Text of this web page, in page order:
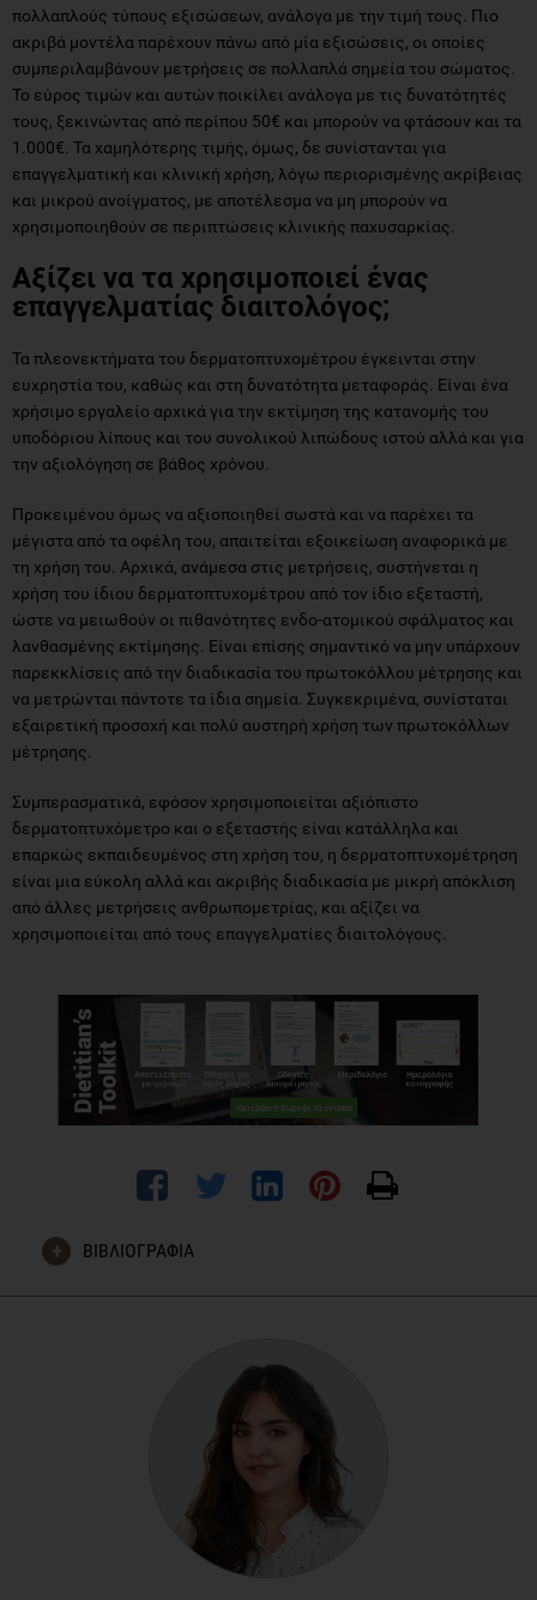
πολλαπλούς τύπους εξισώσεων, ανάλογα με την τιμή τους. Πιο
ακριβά μοντέλα παρέχουν πάνω από μία εξισώσεις, οι οποίες
συμπεριλαμβάνουν μετρήσεις σε πολλαπλά σημεία του σώματος.
Το εύρος τιμών και αυτών ποικίλει ανάλογα με τις δυνατότητές
τους, ξεκινώντας από περίπου 50€ και μπορούν να φτάσουν και τα
1.000€. Τα χαμηλότερης τιμής, όμως, δε συνίστανται για
επαγγελματική και κλινική χρήση, λόγω περιορισμένης ακρίβειας
και μικρού ανοίγματος, με αποτέλεσμα να μη μπορούν να
χρησιμοποιηθούν σε περιπτώσεις κλινικής παχυσαρκίας.
Αξίζει να τα χρησιμοποιεί ένας
επαγγελματίας διαιτολόγος;
Τα πλεονεκτήματα του δερματοπτυχομέτρου έγκεινται στην
ευχρηστία του, καθώς και στη δυνατότητα μεταφοράς. Είναι ένα
χρήσιμο εργαλείο αρχικά για την εκτίμηση της κατανομής του
υποδόριου λίπους και του συνολικού λιπώδους ιστού αλλά και για
την αξιολόγηση σε βάθος χρόνου.
Προκειμένου όμως να αξιοποιηθεί σωστά και να παρέχει τα
μέγιστα από τα οφέλη του, απαιτείται εξοικείωση αναφορικά με
τη χρήση του. Αρχικά, ανάμεσα στις μετρήσεις, συστήνεται η
χρήση του ίδιου δερματοπτυχομέτρου από τον ίδιο εξεταστή,
ώστε να μειωθούν οι πιθανότητες ενδο-ατομικού σφάλματος και
λανθασμένης εκτίμησης. Είναι επίσης σημαντικό να μην υπάρχουν
παρεκκλίσεις από την διαδικασία του πρωτοκόλλου μέτρησης και
να μετρώνται πάντοτε τα ίδια σημεία. Συγκεκριμένα, συνίσταται
εξαιρετική προσοχή και πολύ αυστηρή χρήση των πρωτοκόλλων
μέτρησης.
Συμπερασματικά, εφόσον χρησιμοποιείται αξιόπιστο
δερματοπτυχόμετρο και ο εξεταστής είναι κατάλληλα και
επαρκώς εκπαιδευμένος στη χρήση του, η δερματοπτυχομέτρηση
είναι μια εύκολη αλλά και ακριβής διαδικασία με μικρή απόκλιση
από άλλες μετρήσεις ανθρωπομετρίας, και αξίζει να
χρησιμοποιείται από τους επαγγελματίες διαιτολόγους.
ΒΙΒΛΙΟΓΡΑΦΙΑ
Μανιός, Γ. (2006). Διατροφική αξιολόγηση: Διαιτολογικό &
Ιατρικό Ιστορικ΄πο, Σωματομετρικοί, Κλινικοί &
Βιοχημικοί Δείκτες, Εκδ. Π.Χ. Πασχαλίδης, σελ. 206-212,
Davis, L. (ND). Body Physics: Motion to Metabolism, Chapter
21; THE SKINFOLD METHOD, As retrieved from